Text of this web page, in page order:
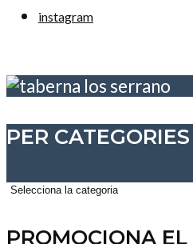
instagram
PER CATEGORIES
Per
PROMOCIONA